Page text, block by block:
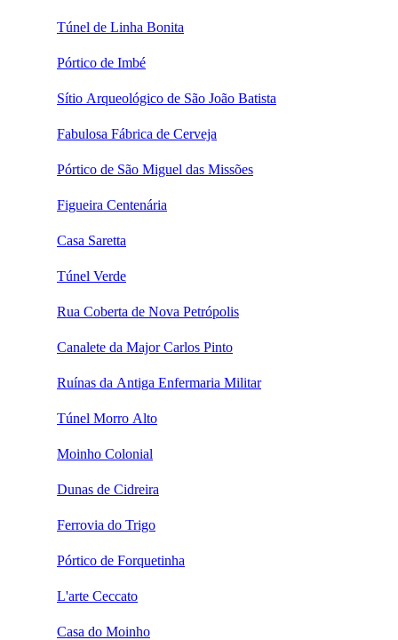
Túnel de Linha Bonita
Pórtico de Imbé
Sítio Arqueológico de São João Batista
Fabulosa Fábrica de Cerveja
Pórtico de São Miguel das Missões
Figueira Centenária
Casa Saretta
Túnel Verde
Rua Coberta de Nova Petrópolis
Canalete da Major Carlos Pinto
Ruínas da Antiga Enfermaria Militar
Túnel Morro Alto
Moinho Colonial
Dunas de Cidreira
Ferrovia do Trigo
Pórtico de Forquetinha
L'arte Ceccato
Casa do Moinho